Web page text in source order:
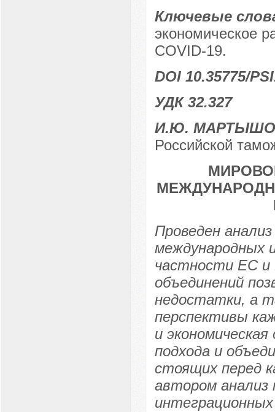
Ключевые
экономическое
COVID-19.
DOI 10.35775/
УДК 32.327
И.Ю.
Российской
Проведен
международных
частности ЕС и
объединений
недостатки, а
перспективы
и
подхода и
стоящих перед
автором анализ